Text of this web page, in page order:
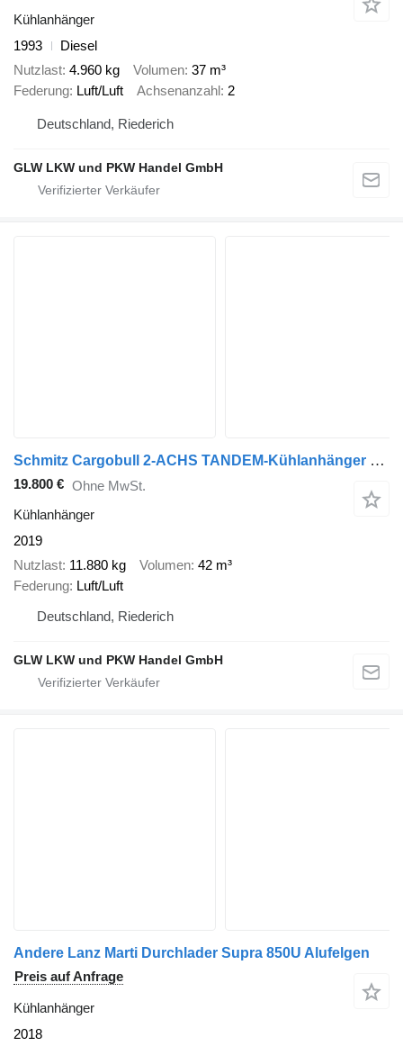
Kühlanhänger
1993
Diesel
Nutzlast 4.960 kg Volumen 37 m³
Federung Luft/Luft Achsenanzahl 2
Deutschland, Riederich
GLW LKW und PKW Handel GmbH
Schmitz Cargobull 2-ACHS TANDEM-Kühlanhänger 7,35 m LBW 2 T
19.800 € Ohne MwSt.
Kühlanhänger
2019
Nutzlast 11.880 kg Volumen 42 m³
Federung Luft/Luft
Deutschland, Riederich
GLW LKW und PKW Handel GmbH
Andere Lanz Marti Durchlader Supra 850U Alufelgen
Preis auf Anfrage
Kühlanhänger
2018